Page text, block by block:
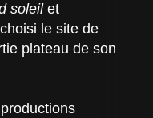
soleilet
le site de
plateau de son